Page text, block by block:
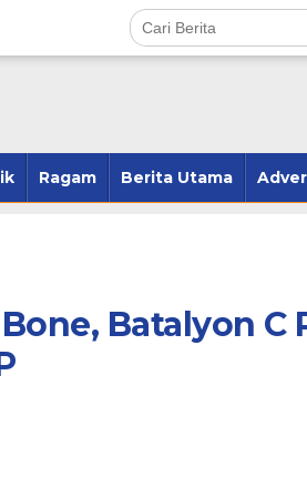
Ragam Berita Utama
Batalyon C
Menang 23 Kecamatan,
2 Kecamatan dan
2 Kecamatan